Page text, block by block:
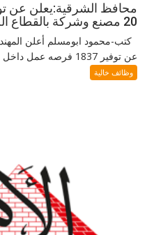
20 مصنع وشركة بالقطاع الخاص
كتب-محمود ابومسلم أعلن
عن توفير 1837 فرصه عمل داخل 20...
وظائف خالية